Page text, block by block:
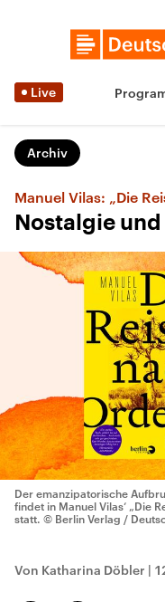
Live
Archiv
Manuel Vilas: „Die
Nostalgie
Der emanzipatorische
findet in Manuel Vilas‘ „Die
statt. © Berlin Verlag /
Von Katharina Döbler |